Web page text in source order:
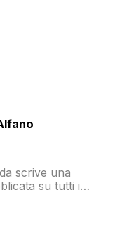
scrive una
su tutti i